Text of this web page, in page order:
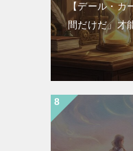
【デール・
間だけだ」才